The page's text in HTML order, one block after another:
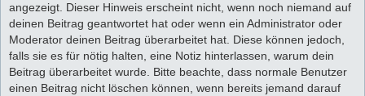
angezeigt. Dieser Hinweis erscheint nicht, wenn noch niemand auf
deinen Beitrag geantwortet hat oder wenn ein Administrator oder
Moderator deinen Beitrag überarbeitet hat. Diese können jedoch,
falls sie es für nötig halten, eine Notiz hinterlassen, warum dein
Beitrag überarbeitet wurde. Bitte beachte, dass normale Benutzer
einen Beitrag nicht löschen können, wenn bereits jemand darauf